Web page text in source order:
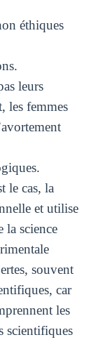
éthiques
leurs
les femmes
le cas, la
et utilise
la science
souvent
car
les
scientifiques